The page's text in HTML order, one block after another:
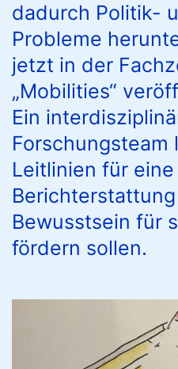
dadurch Politik-
Probleme
jetzt in der
„Mobilities“
Ein
Forschungsteam
Leitlinien für
Bewusstsein für
fördern sollen.